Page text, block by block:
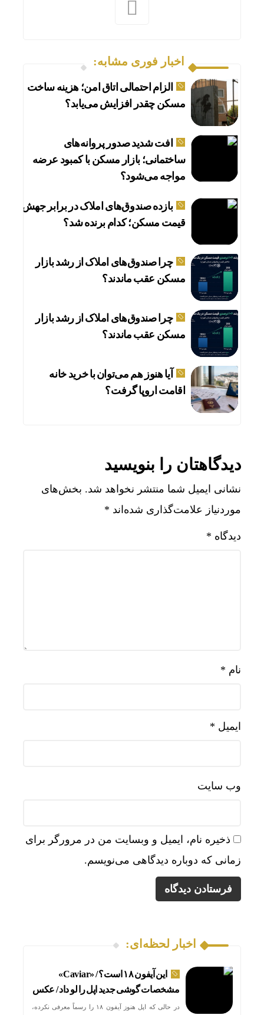
اخبار فوری مشابه:
الزام احتمالی اتاق امن؛ هزینه ساخت
مسکن چقدر افزایش می‌یابد؟
افت شدید صدور پروانه‌های
ساختمانی؛ بازار مسکن با کمبود عرضه
مواجه می‌شود؟
بازده صندوق‌های املاک در برابر جهش
قیمت مسکن؛ کدام برنده شد؟
چرا صندوق‌های املاک از رشد بازار
مسکن عقب ماندند؟
چرا صندوق‌های املاک از رشد بازار
مسکن عقب ماندند؟
آیا هنوز هم می‌توان با خرید خانه
اقامت اروپا گرفت؟
دیدگاهتان را بنویسید
نشانی ایمیل شما منتشر نخواهد شد. بخش‌های
موردنیاز علامت‌گذاری شده‌اند *
دیدگاه *
نام *
ایمیل *
وب‌ سایت
ذخیره نام، ایمیل و وبسایت من در مرورگر برای
زمانی که دوباره دیدگاهی می‌نویسم.
اخبار لحظه‌ای:
این آیفون ۱۸ است؟ / «Caviar»
مشخصات گوشی جدید اپل را لو داد / عکس
در حالی که اپل هنوز آیفون ۱۸ را رسماً معرفی نکرده،